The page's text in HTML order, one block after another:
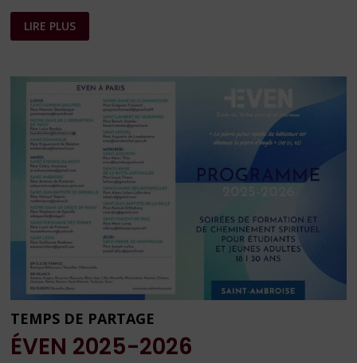
FEUILLE
PAROISSIALE
–
TRINITÉ
–
ANNÉE
A
LIRE PLUS
TEMPS DE PARTAGE
ÉVEN 2025-2026